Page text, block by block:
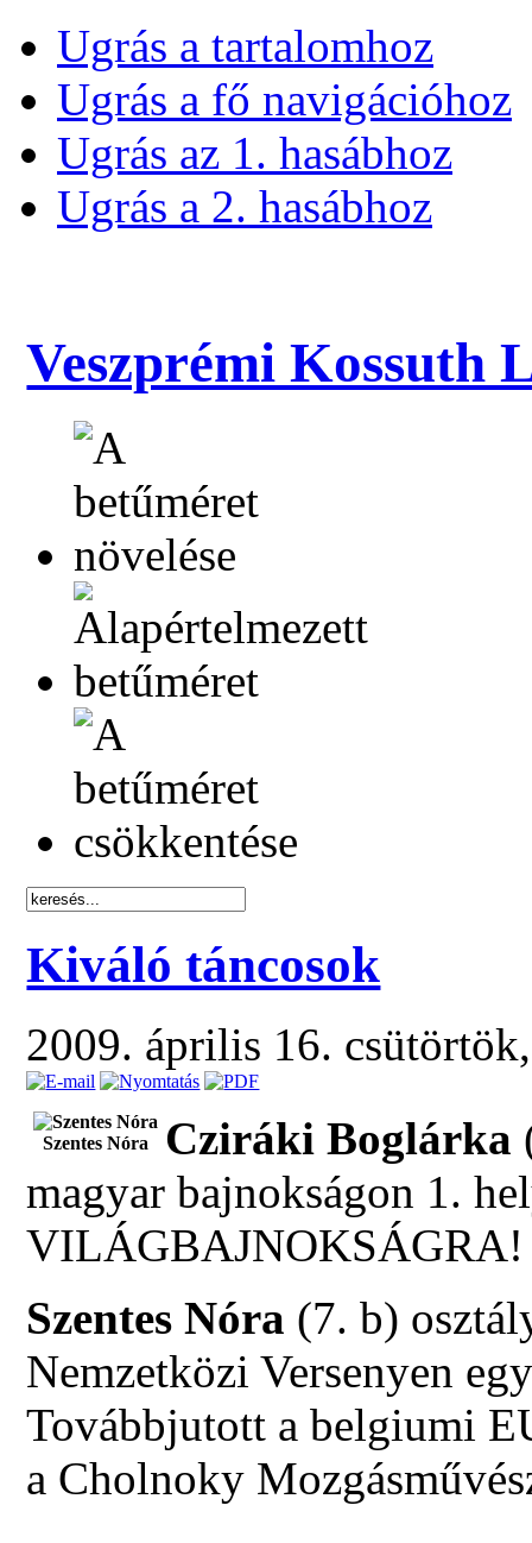
Ugrás a tartalomhoz
Ugrás a fő navigációhoz
Ugrás az 1. hasábhoz
Ugrás a 2. hasábhoz
Veszprémi Kossuth
Kiváló táncosok
2009. április 16.
Szentes Nóra Cziráki Boglárka
magyar bajnokságon 1.
VILÁGBAJNOKSÁGRA!
Szentes Nóra (7. b)
Nemzetközi Versenyen
Továbbjutott a belgiumi
a Cholnoky